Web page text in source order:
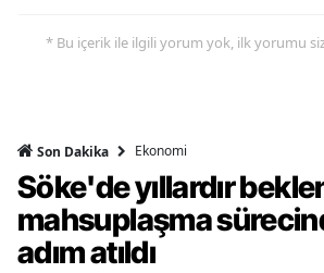
* Bu içerik ile ilgili yorum yok, ilk yorumu siz
Son Dakika Ekonomi
Söke'de yıllardır
mahsuplaşma
adım atıldı